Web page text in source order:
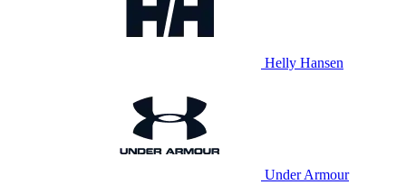
Helly Hansen
Under Armour